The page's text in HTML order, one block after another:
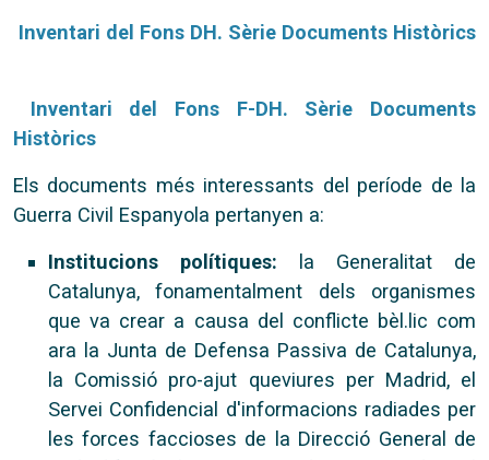
Inventari del Fons DH. Sèrie Documents Històrics
Inventari del Fons F-DH. Sèrie Documents
Històrics
Els documents més interessants del període de la
Guerra Civil Espanyola pertanyen a:
Institucions polítiques: la Generalitat de
Catalunya, fonamentalment dels organismes
que va crear a causa del conflicte bèl.lic com
ara la Junta de Defensa Passiva de Catalunya,
la Comissió pro-ajut queviures per Madrid, el
Servei Confidencial d'informacions radiades per
les forces faccioses de la Direcció General de